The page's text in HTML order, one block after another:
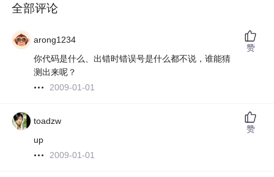
全部评论
arong1234
你代码是什么、出错时错误号是什么都不说，谁能猜
测出来呢？
2009-01-01
赞
toadzw
up
2009-01-01
赞